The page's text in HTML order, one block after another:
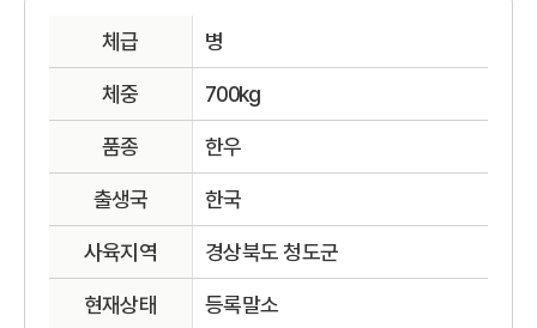
체급 병
체중 700kg
품종 한우
출생국 한국
사육지역 경상북도 청도군
현재상태 등록말소